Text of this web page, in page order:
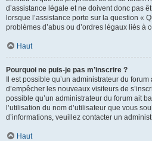
d’assistance légale et ne doivent donc pas
lorsque l’assistance porte sur la question «
problèmes d’abus ou d’ordres légaux liés à
Haut
Pourquoi ne puis-je pas m’inscrire ?
Il est possible qu’un administrateur du
d’empêcher les nouveaux visiteurs de
possible qu’un administrateur du forum ait
l’utilisation du nom d’utilisateur que vous
d’informations, veuillez contacter un
Haut